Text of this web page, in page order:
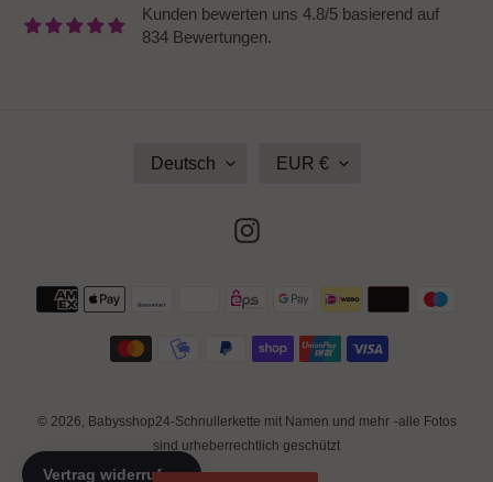
Kunden bewerten uns 4.8/5 basierend auf
834 Bewertungen.
Deutsch W
R
U
EUR €
Instagram
Zahlungsmethoden
© 2026, Babysshop24-Schnullerkette mit Namen und mehr -alle Fotos
sind urheberrechtlich geschützt